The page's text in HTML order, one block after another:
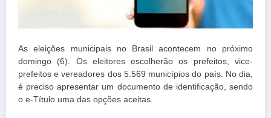
As eleições municipais no Brasil acontecem no próximo
domingo (6). Os eleitores escolherão os prefeitos, vice-
prefeitos e vereadores dos 5.569 municípios do país. No dia,
é preciso apresentar um documento de identificação, sendo
o e-Título uma das opções aceitas.